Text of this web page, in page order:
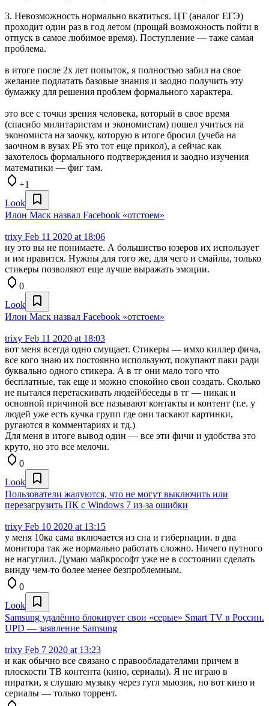
3. Невозможность нормально вкатиться. ЦТ (аналог ЕГЭ)
проходит один раз в год летом (прощай возможность пойти в
отпуск в самое любимое время). Поступление — таже самая
проблема.
в итоге после 2х лет попыток, я полностью забил на свое
желание подлатать базовые знания и заодно получить эту
бумажку для решения проблем формального характера.
это все с точки зрения человека, который в свое время
(спасибо милитаристам и экономистам) пошел учиться на
экономиста на заочку, которую в итоге бросил (учеба на
заочном в вузах РБ это тот еще прикол), а сейчас как
захотелось формального подтверждения и заодно изучения
математики — фиг там.
+1
Look
Илон Маск назвал Facebook «отстоем»
trixy Feb 11 2020 at 18:06
ну это вы не понимаете. А большиство юзеров их использует
и им нравится. Нужны для того же, для чего и смайлы, только
стикеры позволяют еще лучше выражать эмоции.
0
Look
Илон Маск назвал Facebook «отстоем»
trixy Feb 11 2020 at 18:03
вот меня всегда одно смущает. Стикеры — имхо киллер фича,
все кого знаю их постоянно используют, покупают паки ради
буквально одного стикера. А в тг они мало того что
бесплатные, так еще и можно спокойно свои создать. Сколько
не пытался перетаскивать людей\беседы в тг — никак и
основной причиной все называют контакты и контент (т.е. у
людей уже есть кучка групп где они таскают картинки,
ругаются в комментариях и тд.)
Для меня в итоге вывод один — все эти фичи и удобства это
круто, но это все мелочи.
0
Look
Пользователи жалуются, что не могут выключить или
перезагрузить ПК с Windows 7 из-за ошибки
trixy Feb 10 2020 at 13:15
у меня 10ка сама включается из сна и гибернации. в два
монитора так же нормально работать сложно. Ничего путного
не нагуглил. Думаю майкрософт уже не в состоянии сделать
винду чем-то более менее безпроблемным.
0
Look
Samsung удалённо блокирует свои «серые» Smart TV в России.
UPD — заявление Samsung
trixy Feb 7 2020 at 13:23
и как обычно все связано с правообладателями причем в
плоскости ТВ контента (кино, сериалы). Я не играю в
пиратки, я слушаю музыку через гугл мьюзик, но вот кино и
сериалы — только торрент.